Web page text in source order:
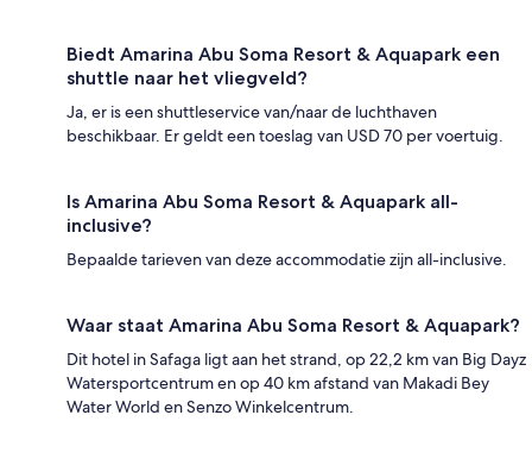
Biedt Amarina Abu Soma Resort & Aquapark een
shuttle naar het vliegveld?
Ja, er is een shuttleservice van/naar de luchthaven
beschikbaar. Er geldt een toeslag van USD 70 per voertuig.
Is Amarina Abu Soma Resort & Aquapark all-
inclusive?
Bepaalde tarieven van deze accommodatie zijn all-inclusive.
Waar staat Amarina Abu Soma Resort & Aquapark?
Dit hotel in Safaga ligt aan het strand, op 22,2 km van Big Dayz
Watersportcentrum en op 40 km afstand van Makadi Bey
Water World en Senzo Winkelcentrum.